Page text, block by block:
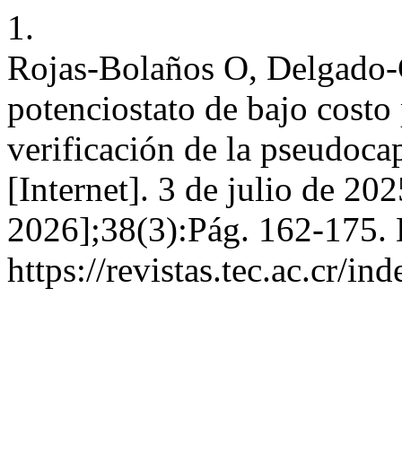
1.
Rojas-Bolaños O,
potenciostato de bajo
verificación de la
[Internet]. 3 de julio de
2026];38(3):Pág. 162-175.
https://revistas.tec.ac.cr/